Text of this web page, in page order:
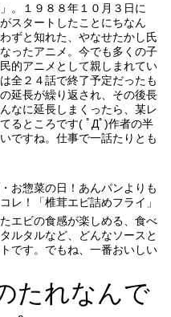
。１９８８年１０月３日に
スタートしたことにちなん
ずと知れた、やなせたかし氏
ったアニメ。今でも多くの子
的アニメとして親しまれてい
全２４話で終了予定だったも
延長が繰り返され、その後長
なに延長しまくったら、某レ
るところです( ﾟДﾟ)作者の半
ですね。仕事で一話たりとも
お惣菜の日！あんパンよりも
レ！「椎茸エビ詰めフライ」
エビの食感が楽しめる、食べ
ルタルなど、どんなソースと
です。でもね、一番おいしい
たれなんで